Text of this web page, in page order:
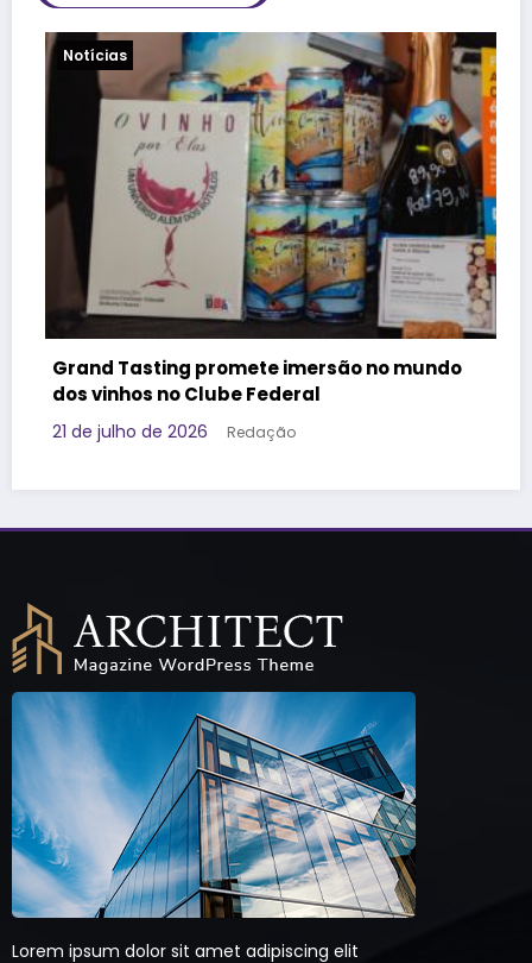
no mundo
Viagens
Governo da Tailândia faz ação
Geração Z e aposta em marca
promover o destino